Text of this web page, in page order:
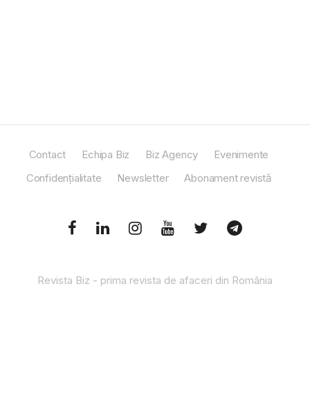
Contact Echipa Biz Biz Agency
Evenimente
Confidențialitate
Newsletter Abonament revistă
Revista Biz - prima revista de afaceri din România